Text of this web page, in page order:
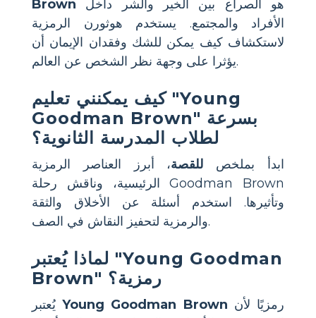
Brown
الأفراد والمجتمع. يستخدم هوثورن الرمزية
لاستكشاف كيف يمكن للشك وفقدان الإيمان أن
يؤثرا على وجهة نظر الشخص عن العالم.
كيف يمكنني تعليم "Young
Goodman Brown" بسرعة
لطلاب المدرسة الثانوية؟
ابدأ بملخص للقصة، أبرز العناصر الرمزية
الرئيسية، وناقش رحلة Goodman Brown
وتأثيرها. استخدم أسئلة عن الأخلاق والثقة
والرمزية لتحفيز النقاش في الصف.
لماذا يُعتبر "Young Goodman
Brown" رمزية؟
يُعتبرYoung Goodman Brown